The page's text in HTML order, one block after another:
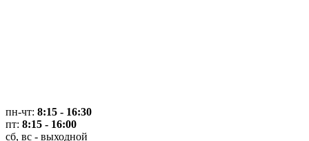
пн-чт: 8:15 - 16:30
пт: 8:15 - 16:00
сб, вс - выходной